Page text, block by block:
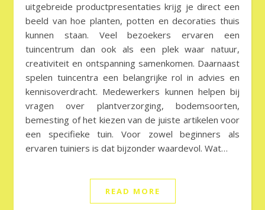
uitgebreide productpresentaties krijg je direct een
beeld van hoe planten, potten en decoraties thuis
kunnen staan. Veel bezoekers ervaren een
tuincentrum dan ook als een plek waar natuur,
creativiteit en ontspanning samenkomen. Daarnaast
spelen tuincentra een belangrijke rol in advies en
kennisoverdracht. Medewerkers kunnen helpen bij
vragen over plantverzorging, bodemsoorten,
bemesting of het kiezen van de juiste artikelen voor
een specifieke tuin. Voor zowel beginners als
ervaren tuiniers is dat bijzonder waardevol. Wat…
READ MORE